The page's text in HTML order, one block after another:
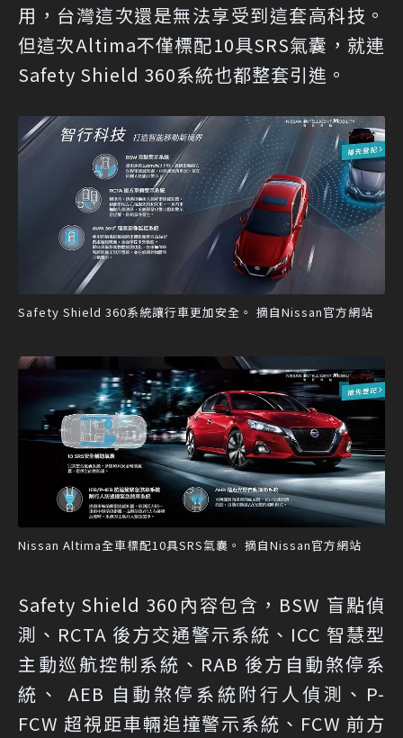
用，台灣這次還是無法享受到這套高科技。
但這次Altima不僅標配10具SRS氣囊，就連
Safety Shield 360系統也都整套引進。
Safety Shield 360系統讓行車更加安全。 摘自Nissan官方網站
Nissan Altima全車標配10具SRS氣囊。 摘自Nissan官方網站
Safety Shield 360內容包含，BSW 盲點偵
測、RCTA 後方交通警示系統、ICC 智慧型
主動巡航控制系統、RAB 後方自動煞停系
統、 AEB 自動煞停系統附行人偵測、P-
FCW 超視距車輛追撞警示系統、FCW 前方